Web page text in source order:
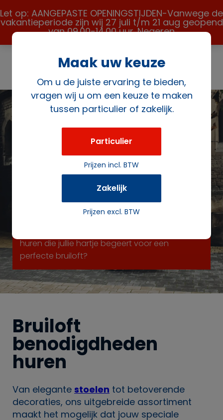
Let op: AANGEPASTE OPENINGSTIJDEN-Vanwege de
vakantieperiode zijn wij 27 juli t/m 21 aug geopend
van 09.00-14.00 uur.Negeren
Bruiloft
benodigdheden
Ervaar de pure magie van jullie grote dag met
Rozema Verhuur in Delft! Waarom jezelf in
bochten wringen over de details, wanneer je
huren die jullie hartje begeert voor een
perfecte bruiloft?
Bruiloft
benodigdheden
huren
Van elegante stoelen tot betoverende
decoraties, ons uitgebreide assortiment
maakt het mogelijk dat jouw speciale
Maak uw keuze
Om u de juiste ervaring te bieden,
vragen wij u om een keuze te maken
tussen particulier of zakelijk.
Particulier
Prijzen incl. BTW
Zakelijk
Prijzen excl. BTW